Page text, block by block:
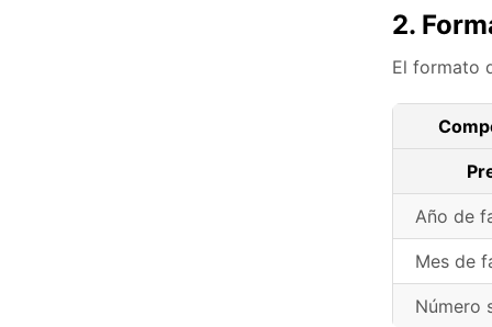
2.
El formato
Año de
Mes de
Número